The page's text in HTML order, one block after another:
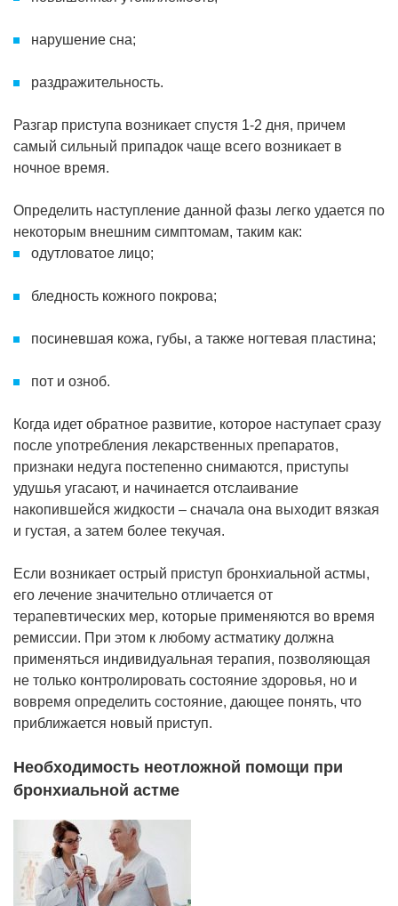
нарушение сна;
раздражительность.
Разгар приступа возникает спустя 1-2 дня, причем
самый сильный припадок чаще всего возникает в
ночное время.
Определить наступление данной фазы легко удается по
некоторым внешним симптомам, таким как:
одутловатое лицо;
бледность кожного покрова;
посиневшая кожа, губы, а также ногтевая пластина;
пот и озноб.
Когда идет обратное развитие, которое наступает сразу
после употребления лекарственных препаратов,
признаки недуга постепенно снимаются, приступы
удушья угасают, и начинается отслаивание
накопившейся жидкости – сначала она выходит вязкая
и густая, а затем более текучая.
Если возникает острый приступ бронхиальной астмы,
его лечение значительно отличается от
терапевтических мер, которые применяются во время
ремиссии. При этом к любому астматику должна
применяться индивидуальная терапия, позволяющая
не только контролировать состояние здоровья, но и
вовремя определить состояние, дающее понять, что
приближается новый приступ.
Необходимость неотложной помощи при
бронхиальной астме